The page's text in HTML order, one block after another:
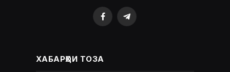
FacebookTelegram
ХАБАРҲОИ ТОЗА